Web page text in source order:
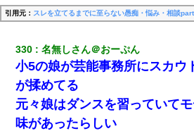
引用元： スレを立てるまでに至らない愚痴・悩み・相談
330 名無しさん＠おーぷん
小5の娘が芸能事務所にスカウ
が揉めてる
元々娘はダンスを習っていて
味があったらしい